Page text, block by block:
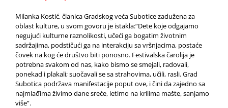
Milanka Kostić, članica Gradskog veća Subotice zadužena za
oblast kulture, u svom govoru je istakla:“Dete koje odgajamo
negujući kulturne raznolikosti, učeći ga bogatim životnim
sadržajima, podstičući ga na interakciju sa vršnjacima, postaće
čovek na kog će društvo biti ponosno. Festivalska čarolija je
potrebna svakom od nas, kako bismo se smejali, radovali,
ponekad i plakali; suočavali se sa strahovima, učili, rasli. Grad
Subotica podržava manifestacije poput ove, i čini da zajedno sa
najmlađima živimo dane sreće, letimo na krilima mašte, sanjamo
više”.